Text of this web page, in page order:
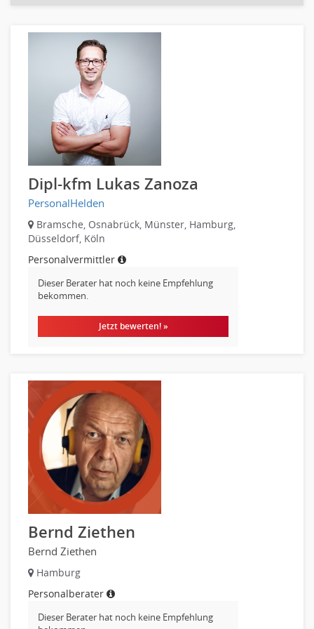
Universität, Fachhochschule
Unterricht: Grundschule
Unterricht: Sekundarstufe
Architektur
Fotografie, Video
Grafik- und Kommunikationsdesign
Medien-, Screen-, Webdesign
Modedesign, Schmuckdesign
Produktdesign, Industriedesign
Beschaffungslogistik
Logistik
Fuhrparkmanagement
Materialwirtschaft
Produktionslogistik
Einkauf, Materialwirtschaft & Logistik Prozessmanagement
Supply-Chain-Management
Anlagenbuchhaltung
Controlling
Debitorenbuchhaltung
Finanzbuchhaltung, Bilanzbuchhaltung
Gehaltsbuchhaltung, Lohnbuchhaltung
Konzernbuchhaltung
Kreditorenbuchhaltung
Finanzen Leitung, Teamleitung
Finanzen Prozessmanagement
Dipl-kfm Lukas Zanoza
PersonalHelden
Bramsche, Osnabrück, Münster, Hamburg,
Düsseldorf, Köln
Personalvermittler
Dieser Berater hat noch keine Empfehlung
bekommen.
Jetzt bewerten! »
Bernd Ziethen
Bernd Ziethen
Hamburg
Personalberater
Dieser Berater hat noch keine Empfehlung